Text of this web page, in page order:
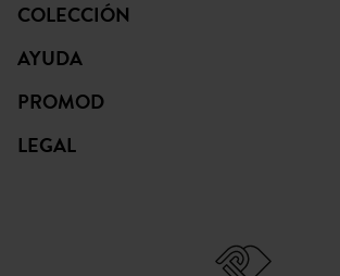
COLECCIÓN
AYUDA
PROMOD
LEGAL